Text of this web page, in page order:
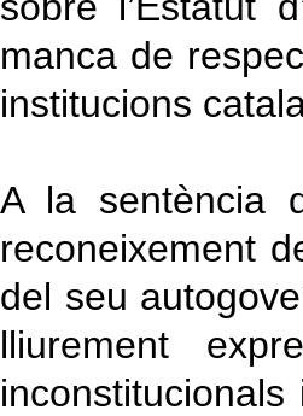
manca de
institucions
A la sentència
reconeixement
del seu
lliurement